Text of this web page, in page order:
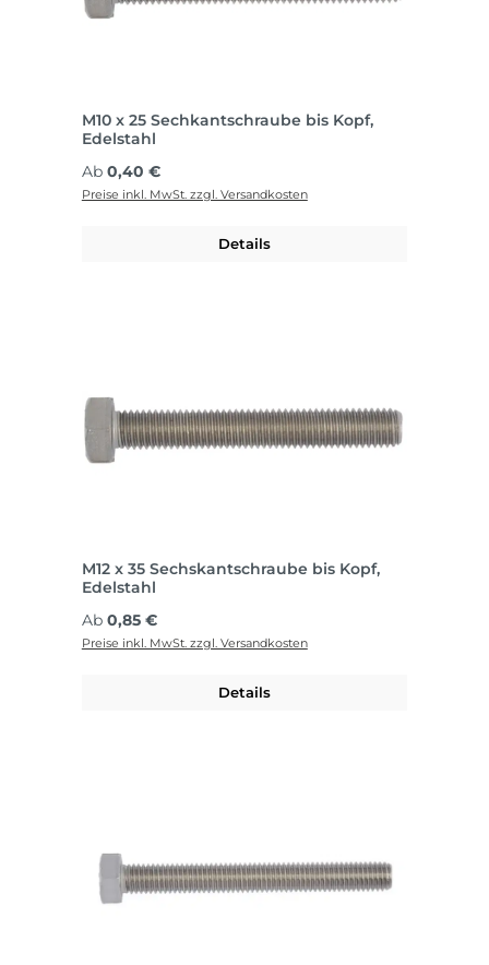
M10 x 25 Sechkantschraube bis Kopf,
Edelstahl
Regulärer Preis:
Ab 0,40 €
Preise inkl. MwSt. zzgl. Versandkosten
Details
M12 x 35 Sechskantschraube bis Kopf,
Edelstahl
Regulärer Preis:
Ab 0,85 €
Preise inkl. MwSt. zzgl. Versandkosten
Details